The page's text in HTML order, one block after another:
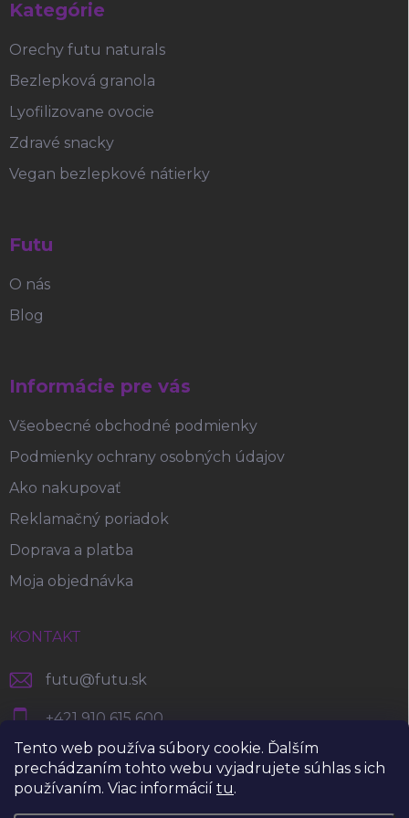
Tento web používa súbory cookie. Ďalším
prechádzaním tohto webu vyjadrujete súhlas s ich
používaním. Viac informácií tu.
Kategórie
Orechy futu naturals
Bezlepková granola
Lyofilizovane ovocie
Zdravé snacky
Vegan bezlepkové nátierky
Futu
O nás
Blog
Informácie pre vás
Všeobecné obchodné podmienky
Podmienky ochrany osobných údajov
Ako nakupovať
Reklamačný poriadok
Doprava a platba
Moja objednávka
KONTAKT
futu@futu.sk
+421 910 615 600
https://www.facebook.com/foodsforfuture
futu.planet